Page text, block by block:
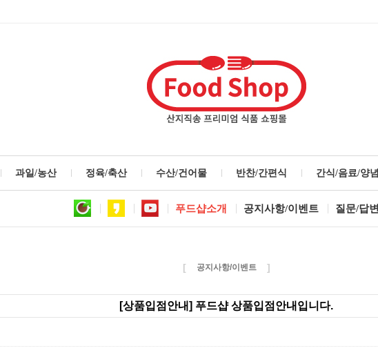
과일/농산 정육/축산 수산/건어물 반찬/간편식 간식/음료/양념
푸드샵소개 공지사항/이벤트 질문/답변
[ 공지사항/이벤트 ]
[상품입점안내] 푸드샵 상품입점안내입니다.